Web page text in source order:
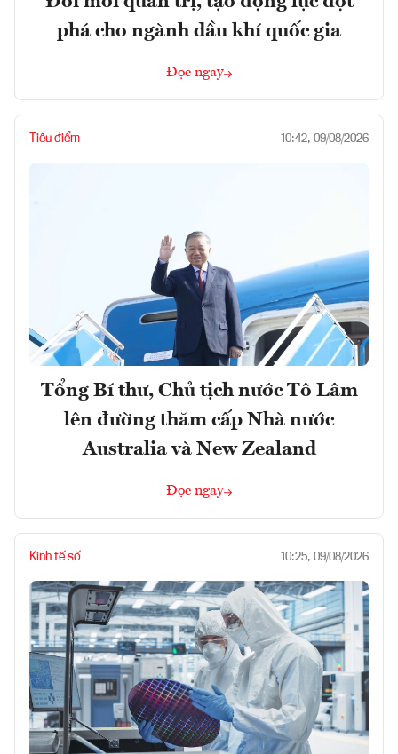
phá cho ngành dầu khí quốc gia
Đọc ngay
Tiêu điểm 10:42, 09/08/2026
Tổng Bí thư, Chủ tịch nước Tô Lâm
lên đường thăm cấp Nhà nước
Australia và New Zealand
Đọc ngay
Kinh tế số 10:25, 09/08/2026